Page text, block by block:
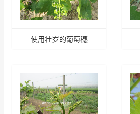
使用壮岁的葡萄穗